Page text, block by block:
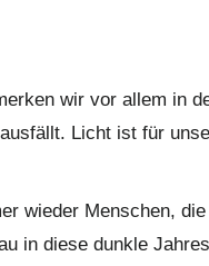
wir vor allem in
Licht ist für
wieder Menschen,
in diese dunkle